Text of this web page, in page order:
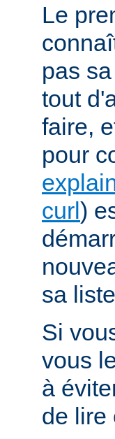
Le
pas
tout
faire,
pour
curl)
sa
Si
vous
à
de lire